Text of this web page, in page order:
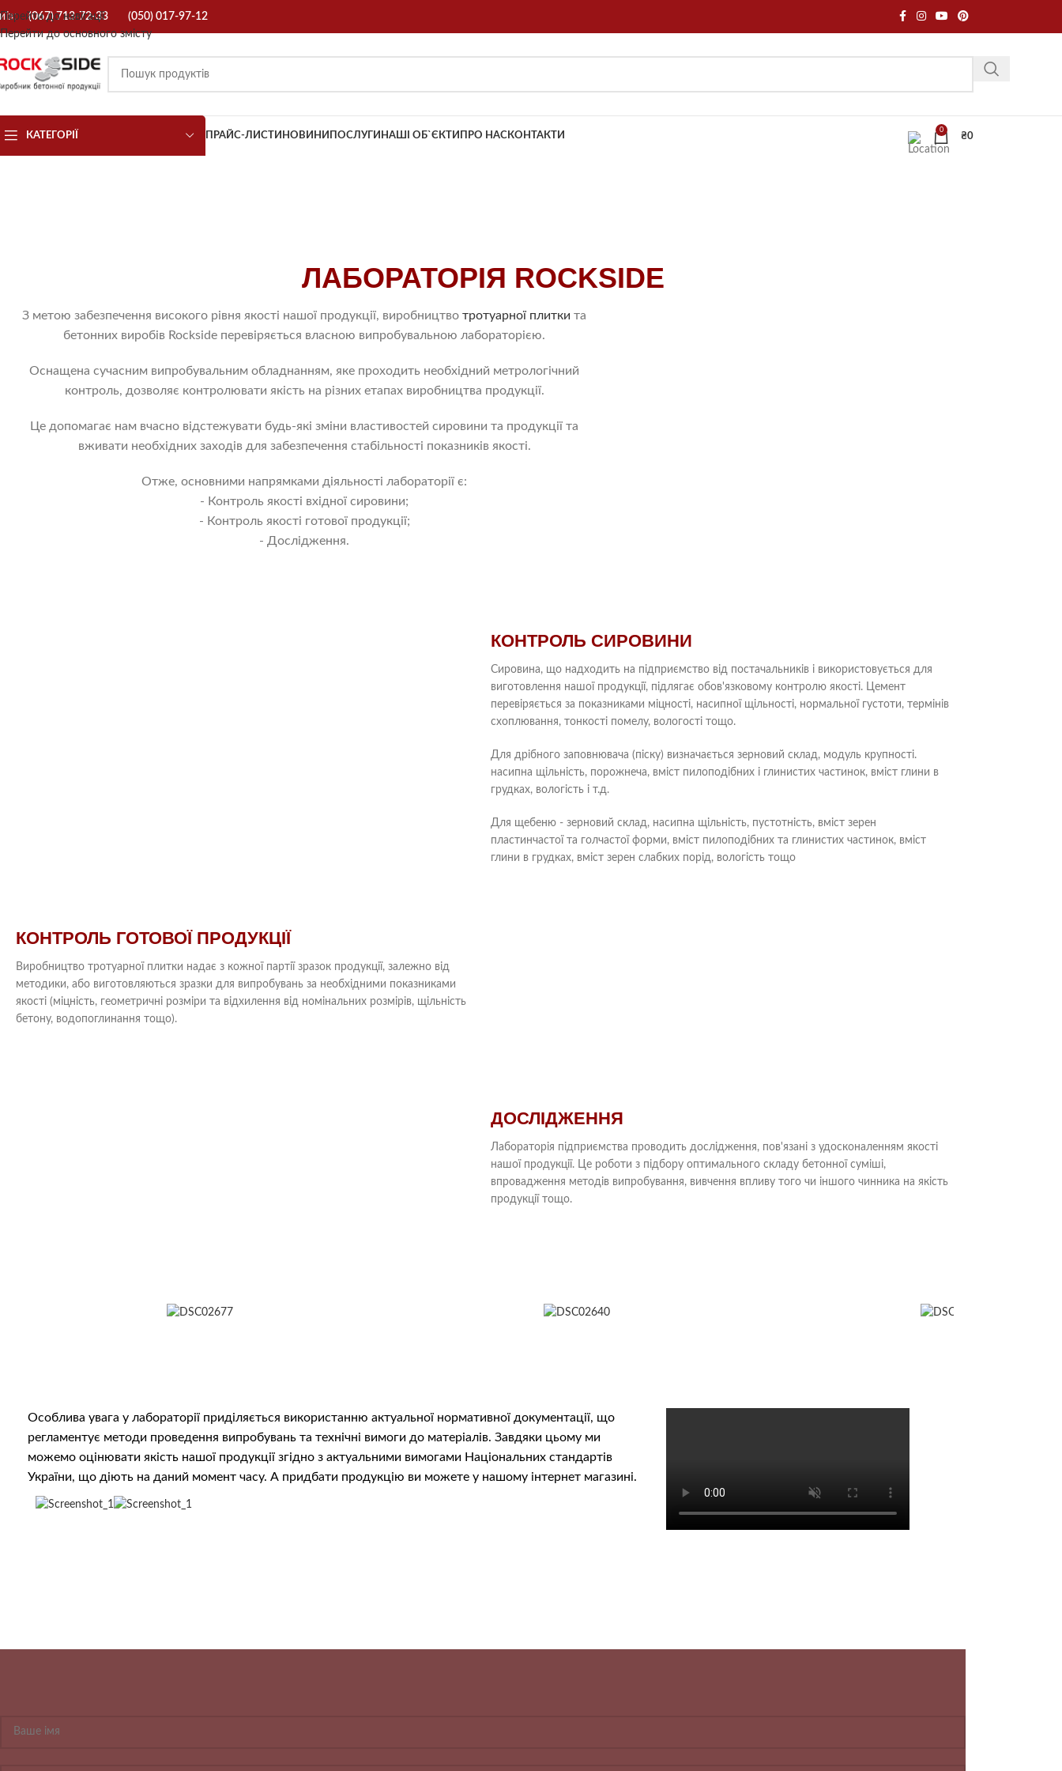
Перейти до навігації
Перейти до основного змісту
(067) 713-72-33 (050) 017-97-12
КАТЕГОРІЇ ПРАЙС-ЛИСТИ НОВИНИ ПОСЛУГИ НАШІ ОБ`ЄКТИ ПРО НАСКОНТАКТИ
0
₴0
ЛАБОРАТОРІЯ ROCKSIDE
З метою забезпечення високого рівня якості нашої продукції, виробництво тротуарної плитки та
бетонних виробів Rockside перевіряється власною випробувальною лабораторією.
Оснащена сучасним випробувальним обладнанням, яке проходить необхідний метрологічний
контроль, дозволяє контролювати якість на різних етапах виробництва продукції.
Це допомагає нам вчасно відстежувати будь-які зміни властивостей сировини та продукції та
вживати необхідних заходів для забезпечення стабільності показників якості.
Отже, основними напрямками діяльності лабораторії є:
- Контроль якості вхідної сировини;
- Контроль якості готової продукції;
- Дослідження.
КОНТРОЛЬ СИРОВИНИ
Сировина, що надходить на підприємство від постачальників і використовується для
виготовлення нашої продукції, підлягає обов'язковому контролю якості. Цемент
перевіряється за показниками міцності, насипної щільності, нормальної густоти, термінів
схоплювання, тонкості помелу, вологості тощо.
Для дрібного заповнювача (піску) визначається зерновий склад, модуль крупності.
насипна щільність, порожнеча, вміст пилоподібних і глинистих частинок, вміст глини в
грудках, вологість і т.д.
Для щебеню - зерновий склад, насипна щільність, пустотність, вміст зерен
пластинчастої та голчастої форми, вміст пилоподібних та глинистих частинок, вміст
глини в грудках, вміст зерен слабких порід, вологість тощо
КОНТРОЛЬ ГОТОВОЇ ПРОДУКЦІЇ
Виробництво тротуарної плитки надає з кожної партії зразок продукції, залежно від
методики, або виготовляються зразки для випробувань за необхідними показниками
якості (міцність, геометричні розміри та відхилення від номінальних розмірів, щільність
бетону, водопоглинання тощо).
ДОСЛІДЖЕННЯ
Лабораторія підприємства проводить дослідження, пов'язані з удосконаленням якості
нашої продукції. Це роботи з підбору оптимального складу бетонної суміші,
впровадження методів випробування, вивчення впливу того чи іншого чинника на якість
продукції тощо.
Особлива увага у лабораторії приділяється використанню актуальної нормативної документації, що
регламентує методи проведення випробувань та технічні вимоги до матеріалів. Завдяки цьому ми
можемо оцінювати якість нашої продукції згідно з актуальними вимогами Національних стандартів
України, що діють на даний момент часу. А придбати продукцію ви можете у нашому інтернет магазині.